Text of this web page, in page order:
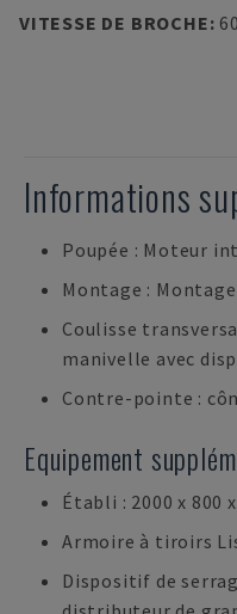
VITESSE DE BROCHE:
Informations
Poupée : Moteur
Montage :
Coulisse
manivelle avec
Contre-pointe :
Equipement
Établi : 2000 x 800
Armoire à tiroirs
Dispositif de